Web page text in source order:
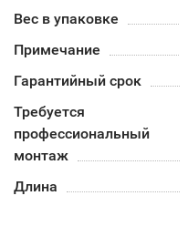
Вес в упаковке
Примечание
Гарантийный срок
Требуется
профессиональный
монтаж
Длина